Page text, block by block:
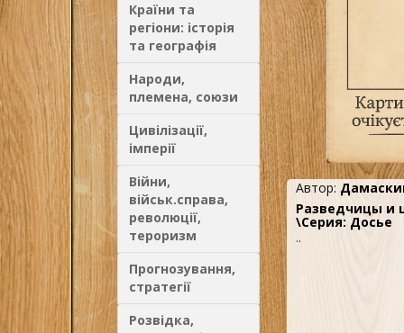
Країни та
регіони: історія
та географія
Народи,
племена, союзи
Цивілізації,
імперії
Війни,
військ.справа,
революції,
тероризм
Прогнозування,
стратегії
Розвідка,
Автор:
Разведчицы и
\Серия: Досье
..